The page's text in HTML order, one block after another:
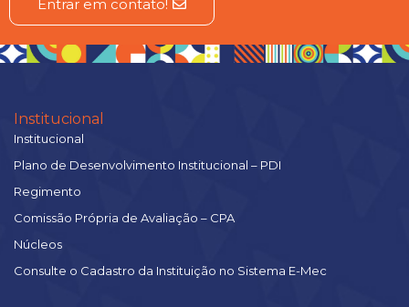
Entrar em contato!
Institucional
Institucional
Plano de Desenvolvimento Institucional – PDI
Regimento
Comissão Própria de Avaliação – CPA
Núcleos
Consulte o Cadastro da Instituição no Sistema E-Mec